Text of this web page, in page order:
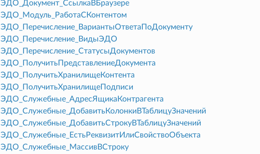
ЭДО_Документ_СсылкаВБраузере
ЭДО_Модуль_РаботаСКонтентом
ЭДО_Перечисление_ВариантыОтветаПоДокументу
ЭДО_Перечисление_ВидыЭДО
ЭДО_Перечисление_СтатусыДокументов
ЭДО_ПолучитьПредставлениеДокумента
ЭДО_ПолучитьХранилищеКонтента
ЭДО_ПолучитьХранилищеПодписи
ЭДО_Служебные_АдресЯщикаКонтрагента
ЭДО_Служебные_ДобавитьКолонкиВТаблицуЗначений
ЭДО_Служебные_ДобавитьСтрокуВТаблицуЗначений
ЭДО_Служебные_ЕстьРеквизитИлиСвойствоОбъекта
ЭДО_Служебные_МассивВСтроку